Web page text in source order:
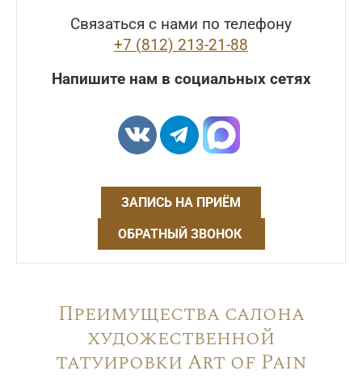
Связаться с нами по телефону
+7 (812) 213-21-88
Напишите нам в социальных сетях
ЗАПИСЬ НА ПРИЁМ
ОБРАТНЫЙ ЗВОНОК
Преимущества салона
художественной
татуировки Art of Pain